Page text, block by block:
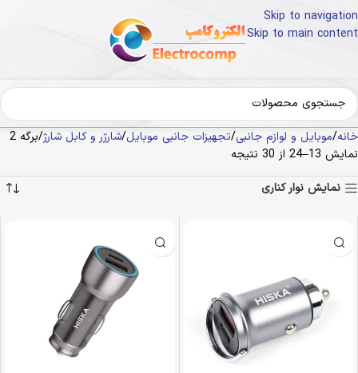
Skip to navigation
Skip to main content
خانه موبایل و لوازم جانبی تجهیزات جانبی موبایل شارژر و کابل شارژ برگه 2
نمایش 13–24 از 30 نتیجه
نمایش نوار کناری